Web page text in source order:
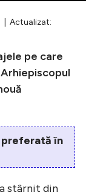
| Actualizat:
pe care
preferată în
stârnit din